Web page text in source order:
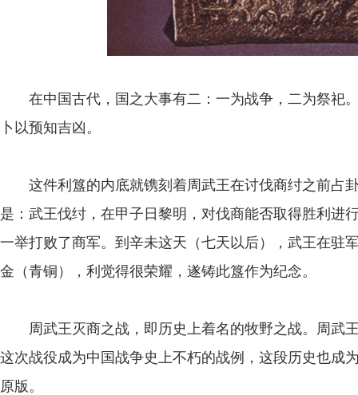
在中国古代，国之大事有二：一为战争，二为祭祀
卜以预知吉凶。
这件利簋的内底就镌刻着周武王在讨伐商纣之前占
是：武王伐纣，在甲子日黎明，对伐商能否取得胜利进
一举打败了商军。到辛未这天（七天以后），武王在驻
金（青铜），利觉得很荣耀，遂铸此簋作为纪念。
周武王灭商之战，即历史上着名的牧野之战。周武
这次战役成为中国战争史上不朽的战例，这段历史也成
原版。